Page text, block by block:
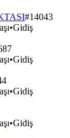
#14043
•Gidiş
•Gidiş
•Gidiş
•Gidiş